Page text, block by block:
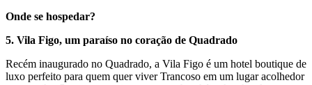
Onde se hospedar?
5. Vila Figo, um paraíso no coração de Quadrado
Recém inaugurado no Quadrado, a Vila Figo é um hotel boutique de
luxo perfeito para quem quer viver Trancoso em um lugar acolhedor